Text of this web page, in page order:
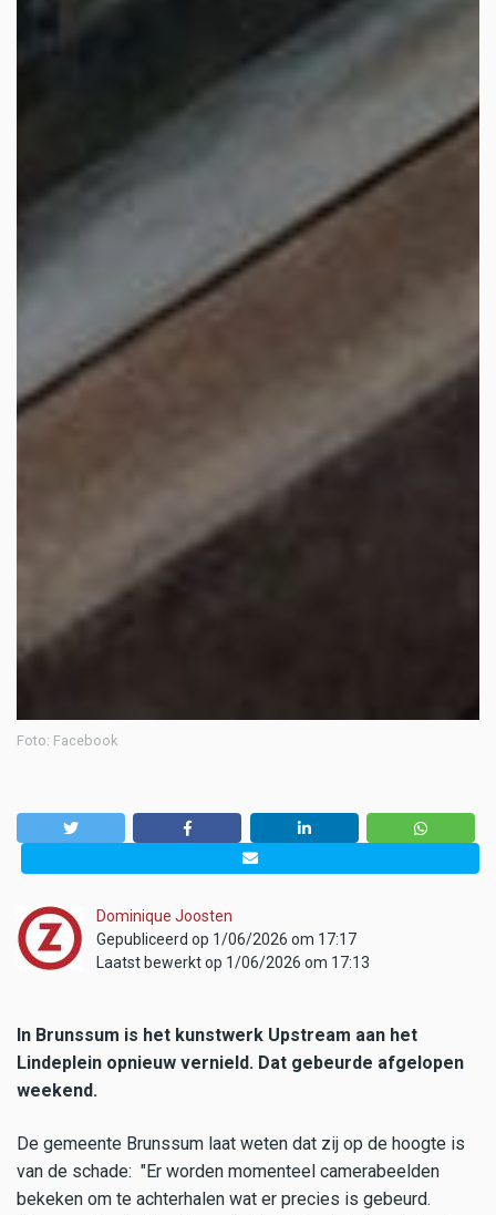
Foto: Facebook
Dominique Joosten
Gepubliceerd op 1/06/2026 om 17:17
Laatst bewerkt op 1/06/2026 om 17:13
In Brunssum is het kunstwerk Upstream aan het
Lindeplein opnieuw vernield. Dat gebeurde afgelopen
weekend.
De gemeente Brunssum laat weten dat zij op de hoogte is
van de schade: "Er worden momenteel camerabeelden
bekeken om te achterhalen wat er precies is gebeurd.